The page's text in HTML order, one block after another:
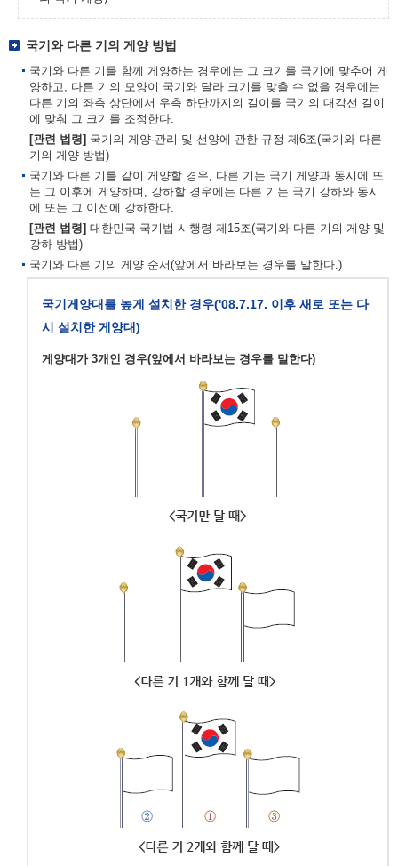
국기와 다른 기의 게양 방법
국기와 다른 기를 함께 게양하는 경우에는 그 크기를 국기에 맞추어 게
양하고, 다른 기의 모양이 국기와 달라 크기를 맞출 수 없을 경우에는
다른 기의 좌측 상단에서 우측 하단까지의 길이를 국기의 대각선 길이
에 맞춰 그 크기를 조정한다.
[관련 법령] 국기의 게양·관리 및 선양에 관한 규정 제6조(국기와 다른
기의 게양 방법)
국기와 다른 기를 같이 게양할 경우, 다른 기는 국기 게양과 동시에 또
는 그 이후에 게양하며, 강하할 경우에는 다른 기는 국기 강하와 동시
에 또는 그 이전에 강하한다.
[관련 법령] 대한민국 국기법 시행령 제15조(국기와 다른 기의 게양 및
강하 방법)
국기와 다른 기의 게양 순서(앞에서 바라보는 경우를 말한다.)
국기게양대를 높게 설치한 경우('08.7.17. 이후 새로 또는 다
시 설치한 게양대)
게양대가 3개인 경우(앞에서 바라보는 경우를 말한다)